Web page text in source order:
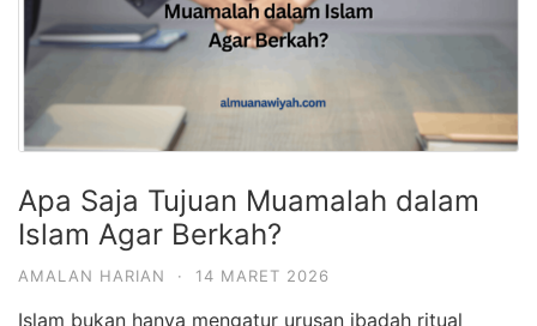
Apa Saja Tujuan Muamalah dalam
Islam Agar Berkah?
AMALAN HARIAN · 14 MARET 2026
Islam bukan hanya mengatur urusan ibadah ritual